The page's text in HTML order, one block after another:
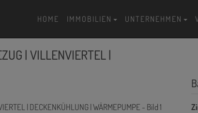
HOME IMMOBILIEN UNTERNEHMEN
| VILLENVIERTEL |